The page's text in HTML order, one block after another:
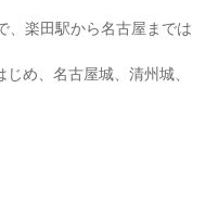
、楽田駅から名古屋までは
め、名古屋城、清州城、